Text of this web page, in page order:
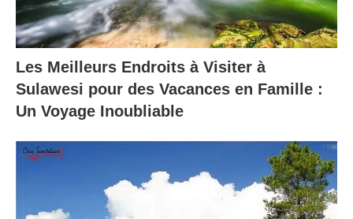
Les Meilleurs Endroits à Visiter à
Sulawesi pour des Vacances en Famille :
Un Voyage Inoubliable